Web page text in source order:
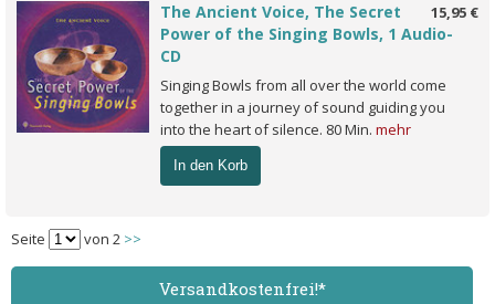
15,95 €
The Ancient Voice, The Secret
Power of the Singing Bowls, 1 Audio-
CD
Singing Bowls from all over the world come
together in a journey of sound guiding you
into the heart of silence. 80 Min. mehr
In den Korb
Seite von 2 >>
Versand­kostenfrei!*